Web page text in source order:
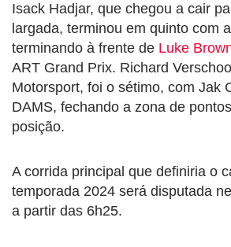
Isack Hadjar, que chegou a cair
largada, terminou em quinto com
terminando à frente de Luke
ART Grand Prix. Richard
Motorsport, foi o sétimo, com Jak
DAMS, fechando a zona de
posição.
A corrida principal que definiria o
temporada 2024 será disputada
a partir das 6h25.